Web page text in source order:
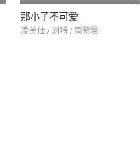
那小子不可爱
凌美仕 / 刘特 / 周紫馨